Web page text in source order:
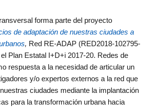
forma parte del proyecto
de adaptación de nuestras ciudades a
, Red RE-ADAP (RED2018-102795-
Plan Estatal I+D+i 2017-20. Redes de
respuesta a la necesidad de articular un
y/o expertos externos a la red que
ciudades mediante la implantación
para la transformación urbana hacia